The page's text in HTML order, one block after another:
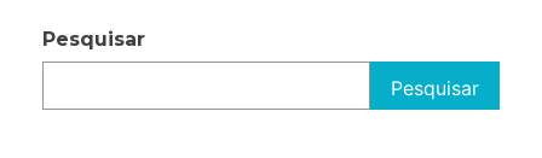
Pesquisar
Pesquisar